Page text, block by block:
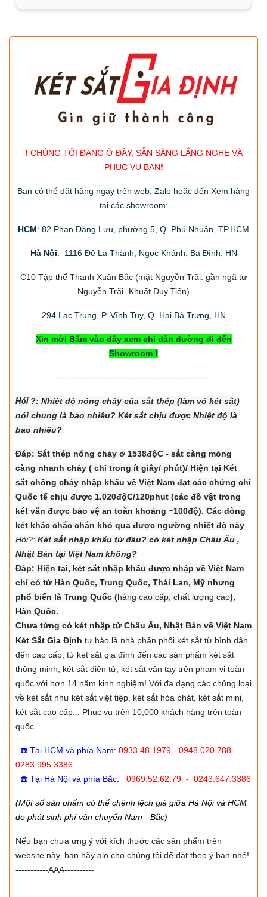
❗️ CHÚNG TÔI ĐANG Ở ĐÂY, SẴN SÀNG LẮNG NGHE VÀ
PHỤC VỤ BẠN❗️
Bạn có thể đặt hàng ngay trên web, Zalo hoặc đến Xem hàng
tại các showroom:
HCM: 82 Phan Đăng Lưu, phường 5, Q. Phú Nhuận, TP.HCM
Hà Nội: 1116 Đê La Thành, Ngọc Khánh, Ba Đình, HN
C10 Tập thể Thanh Xuân Bắc (mặt Nguyễn Trãi: gần ngã tư
Nguyễn Trãi- Khuất Duy Tiến)
294Lạc Trung, P. Vĩnh Tuy, Q. Hai Bà Trưng, HN
Xin mời Bấm vào đây xem chỉ dẫn đường đi đến
Showroom !
----------------------------------------------------
Hỏi ?: Nhiệt độ nóng chảy của sắt thép (làm vỏ két sắt)
nói chung là bao nhiêu? Két sắt chịu được Nhiệt độ là
bao nhiêu?
Đáp: Sắt thép nóng chảy ở 1538độC - sắt càng mỏng
càng nhanh chảy ( chỉ trong ít giây/ phút)/ Hiện tại Két
sắt chống cháy nhập khẩu về Việt Nam đạt các chứng chỉ
Quốc tế chịu được 1.020độC/120phut (các đồ vật trong
két vẫn được bảo vệ an toàn khoảng ~100độ). Các dòng
két khác chắc chắn khó qua được ngưỡng nhiệt độ này
Hỏi?: Két sắt nhập khẩu từ đâu? có két nhập Châu Âu ,
Nhật Bản tại Việt Nam không?
Đáp: Hiện tại, két sắt nhập khẩu được nhập về Việt Nam
chỉ có từ Hàn Quốc, Trung Quốc, Thái Lan, Mỹ nhưng
phổ biến là Trung Quốc (hàng cao cấp, chất lượng cao),
Hàn Quốc.
Chưa từng có két nhập từ Châu Âu, Nhật Bản về Việt Nam
Két Sắt Gia Định tự hào là nhà phân phối két sắt từ bình dân
đến cao cấp, từ két sắt gia đình đến các sản phẩm két sắt
thông minh, két sắt điện tử, két sắt vân tay trên phạm vi toàn
quốc với hơn 14 năm kinh nghiệm! Với đa dạng các chủng loại
về két sắt như két sắt việt tiệp, két sắt hòa phát, két sắt mini,
két sắt cao cấp... Phục vụ trên 10,000 khách hàng trên toàn
quốc.
☎️ Tại HCM và phía Nam: 0933.48.1979 - 0948.020.788 -
0283.995.3386
☎️ Tại Hà Nội và phía Bắc: 0969.52.62.79 - 0243.647.3386
(Một số sản phẩm có thể chênh lệch giá giữa Hà Nội và HCM
do phát sinh phí vận chuyển Nam - Bắc)
Nếu bạn chưa ưng ý với kích thước các sản phẩm trên
website này, bạn hãy alo cho chúng tôi để đặt theo ý bạn nhé!
-----------AAA----------